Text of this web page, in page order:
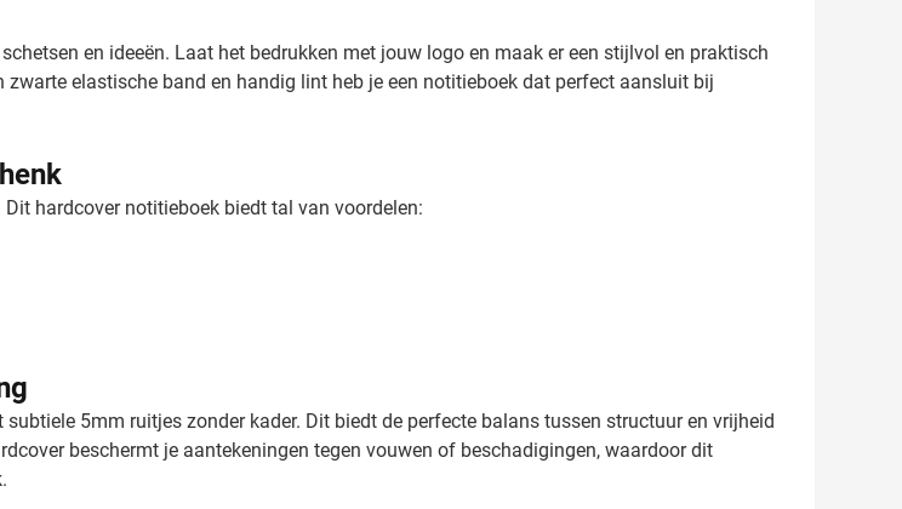
en ideeën. Laat het bedrukken met jouw logo en maak er een stijlvol en praktisch
elastische band en handig lint heb je een notitieboek dat perfect aansluit bij
hardcover notitieboek biedt tal van voordelen:
5mm ruitjes zonder kader. Dit biedt de perfecte balans tussen structuur en vrijheid
beschermt je aantekeningen tegen vouwen of beschadigingen, waardoor dit